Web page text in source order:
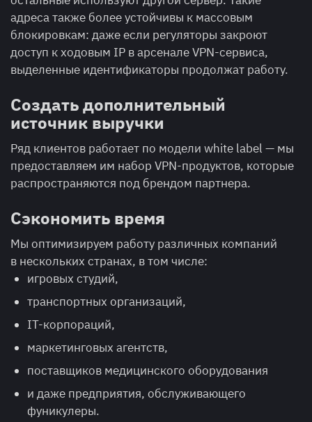
адреса также более устойчивы к массовым
блокировкам: даже если регуляторы закроют
доступ к ходовым IP в арсенале VPN-сервиса,
выделенные идентификаторы продолжат работу.
Создать дополнительный
источник выручки
Ряд клиентов работает по модели white label — мы
предоставляем им набор VPN-продуктов, которые
распространяются под брендом партнера.
Сэкономить время
Мы оптимизируем работу различных компаний
в нескольких странах, в том числе:
игровых студий,
транспортных организаций,
IT-корпораций,
маркетинговых агентств,
поставщиков медицинского оборудования
и даже предприятия, обслуживающего
фуникулеры.